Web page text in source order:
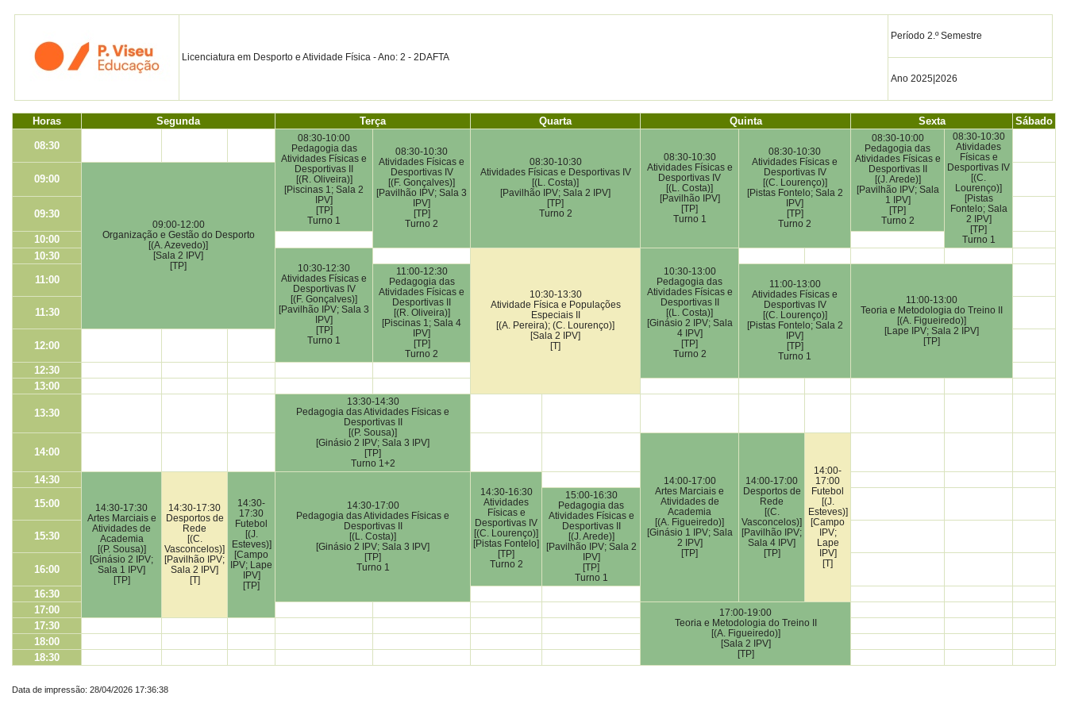
Licenciatura em Desporto e Atividade Física - Ano: 2 - 2DAFTA
Período 2.º Semestre
Ano 2025|2026
Horas Segunda Terça Quarta Quinta Sexta Sábado
08:30
08:30-10:00
Pedagogia das
Atividades Físicas e
Desportivas II
[(R. Oliveira)]
[Piscinas 1; Sala 2
IPV]
[TP]
Turno 1
08:30-10:30
Atividades Físicas e
Desportivas IV
[(F. Gonçalves)]
[Pavilhão IPV; Sala 3
IPV]
[TP]
Turno 2
08:30-10:30
Atividades Físicas e Desportivas IV
[(L. Costa)]
[Pavilhão IPV; Sala 2 IPV]
[TP]
Turno 2
08:30-10:30
Atividades Físicas e
Desportivas IV
[(L. Costa)]
[Pavilhão IPV]
[TP]
Turno 1
08:30-10:30
Atividades Físicas e
Desportivas IV
[(C. Lourenço)]
[Pistas Fontelo; Sala 2
IPV]
[TP]
Turno 2
08:30-10:00
Pedagogia das
Atividades Físicas e
Desportivas II
[(J. Arede)]
[Pavilhão IPV; Sala
1 IPV]
[TP]
Turno 2
08:30-10:30
Atividades
Físicas e
Desportivas IV
[(C.
Lourenço)]
[Pistas
Fontelo; Sala
2 IPV]
[TP]
Turno 1
09:00
09:00-12:00
Organização e Gestão do Desporto
[(A. Azevedo)]
[Sala 2 IPV]
[TP]
09:30
10:00
10:30
10:30-12:30
Atividades Físicas e
Desportivas IV
[(F. Gonçalves)]
[Pavilhão IPV; Sala 3
IPV]
[TP]
Turno 1
10:30-13:30
Atividade Física e Populações
Especiais II
[(A. Pereira); (C. Lourenço)]
[Sala 2 IPV]
[T]
10:30-13:00
Pedagogia das
Atividades Físicas e
Desportivas II
[(L. Costa)]
[Ginásio 2 IPV; Sala
4 IPV]
[TP]
Turno 2
11:00
11:00-12:30
Pedagogia das
Atividades Físicas e
Desportivas II
[(R. Oliveira)]
[Piscinas 1; Sala 4
IPV]
[TP]
Turno 2
11:00-13:00
Atividades Físicas e
Desportivas IV
[(C. Lourenço)]
[Pistas Fontelo; Sala 2
IPV]
[TP]
Turno 1
11:00-13:00
Teoria e Metodologia do Treino II
[(A. Figueiredo)]
[Lape IPV; Sala 2 IPV]
[TP]
11:30
12:00
12:30
13:00
13:30
13:30-14:30
Pedagogia das Atividades Físicas e
Desportivas II
[(P. Sousa)]
[Ginásio 2 IPV; Sala 3 IPV]
[TP]
Turno 1+2
14:00
14:00-17:00
Artes Marciais e
Atividades de
Academia
[(A. Figueiredo)]
[Ginásio 1 IPV; Sala
2 IPV]
[TP]
14:00-17:00
Desportos de
Rede
[(C.
Vasconcelos)]
[Pavilhão IPV;
Sala 4 IPV]
[TP]
14:00-
17:00
Futebol
[(J.
Esteves)]
[Campo
IPV;
Lape
IPV]
[T]
14:30
14:30-17:30
Artes Marciais e
Atividades de
Academia
[(P. Sousa)]
[Ginásio 2 IPV;
Sala 1 IPV]
[TP]
14:30-17:30
Desportos de
Rede
[(C.
Vasconcelos)]
[Pavilhão IPV;
Sala 2 IPV]
[T]
14:30-
17:30
Futebol
[(J.
Esteves)]
[Campo
IPV; Lape
IPV]
[TP]
14:30-17:00
Pedagogia das Atividades Físicas e
Desportivas II
[(L. Costa)]
[Ginásio 2 IPV; Sala 3 IPV]
[TP]
Turno 1
14:30-16:30
Atividades
Físicas e
Desportivas IV
[(C. Lourenço)]
[Pistas Fontelo]
[TP]
Turno 2
15:00
15:00-16:30
Pedagogia das
Atividades Físicas e
Desportivas II
[(J. Arede)]
[Pavilhão IPV; Sala 2
IPV]
[TP]
Turno 1
15:30
16:00
16:30
17:00
17:00-19:00
Teoria e Metodologia do Treino II
[(A. Figueiredo)]
[Sala 2 IPV]
[TP]
17:30
18:00
18:30
Data de impressão: 28/04/2026 17:36:38